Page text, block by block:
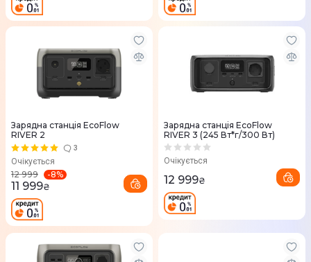
Зарядна станцiя EcoFlow
RIVER 2
3
Очікується
12 999 -8%
11 999₴
Зарядна станцiя EcoFlow
RIVER 3 (245 Вт*г/300 Вт)
Очікується
12 999₴